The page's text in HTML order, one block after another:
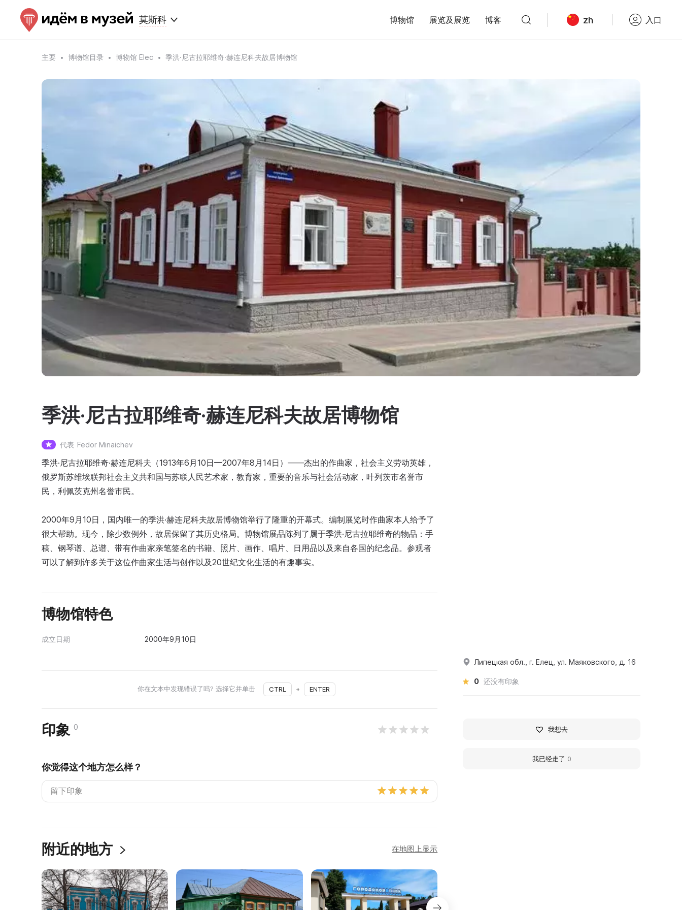
莫斯科 博物馆 展览及展览 博客 zh 入口
主要 博物馆目录 博物馆 Elec 季洪·尼古拉耶维奇·赫连尼科夫故居博物馆
季洪·尼古拉耶维奇·赫连尼科夫故居博物馆
代表 Fedor Minaichev
季洪·尼古拉耶维奇·赫连尼科夫（1913年6月10日—2007年8月14日）——杰出的作曲家，社会主义劳动英雄，
俄罗斯苏维埃联邦社会主义共和国与苏联人民艺术家，教育家，重要的音乐与社会活动家，叶列茨市名誉市
民，利佩茨克州名誉市民。
2000年9月10日，国内唯一的季洪·赫连尼科夫故居博物馆举行了隆重的开幕式。编制展览时作曲家本人给予了
很大帮助。现今，除少数例外，故居保留了其历史格局。博物馆展品陈列了属于季洪·尼古拉耶维奇的物品：手
稿、钢琴谱、总谱、带有作曲家亲笔签名的书籍、照片、画作、唱片、日用品以及来自各国的纪念品。参观者
可以了解到许多关于这位作曲家生活与创作以及20世纪文化生活的有趣事实。
博物馆特色
成立日期 2000年9月10日
你在文本中发现错误了吗? 选择它并单击 CTRL + ENTER
印象 0
你觉得这个地方怎么样？
附近的地方 在地图上显示
Липецкая обл., г. Елец, ул. Маяковского, д. 16
0 还没有印象
我想去
我已经走了 0